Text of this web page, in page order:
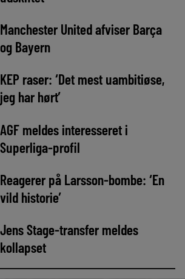
Manchester United afviser Barça
og Bayern
KEP raser: ‘Det mest uambitiøse,
jeg har hørt’
AGF meldes interesseret i
Superliga-profil
Reagerer på Larsson-bombe: ‘En
vild historie’
Jens Stage-transfer meldes
kollapset